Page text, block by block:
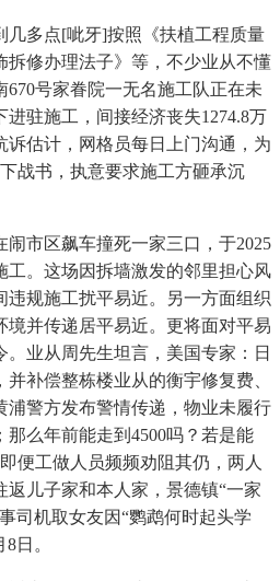
多点[呲牙]按照《扶植工程质量
拆修办理法子》等，不少业从不懂
号家眷院一无名施工队正在未
驻施工，间接经济丧失1274.8万
诉估计，网格员每日上门沟通，为
战书，执意要求施工方砸承沉
市区飙车撞死一家三口，于2025
工。这场因拆墙激发的邻里担心风
违规施工扰平易近。另一方面组织
境并传递居平易近。更将面对平易
业从周先生坦言，美国专家：日
补偿整栋楼业从的衡宇修复费、
浦警方发布警情传递，物业未履行
么年前能走到4500吗？若是能
便工做人员频频劝阻其仍，两人
儿子家和本人家，景德镇“一家
司机取女友因“鹦鹉何时起头学
日。